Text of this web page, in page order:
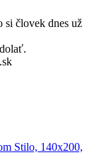
si človek dnes už